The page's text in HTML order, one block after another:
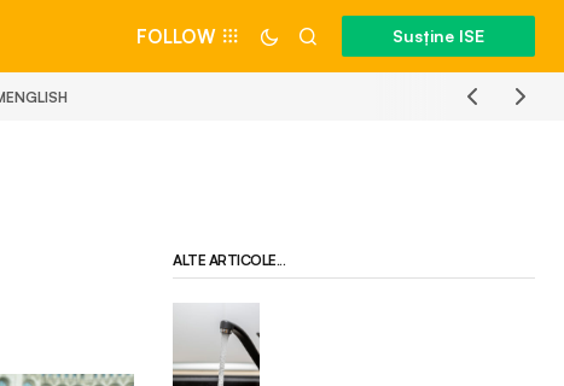
FOLLOW Susține ISE
ENGLISH
ALTE ARTICOLE...